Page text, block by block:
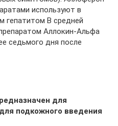
используют в
гепатитом В средней
Аллокин-Альфа
седьмого дня после
для
подкожного введения